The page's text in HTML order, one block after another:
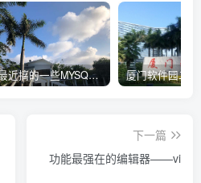
最近搞的一些MYSQL相关的docker镜像
下一篇
功能最强在的编辑器——vi